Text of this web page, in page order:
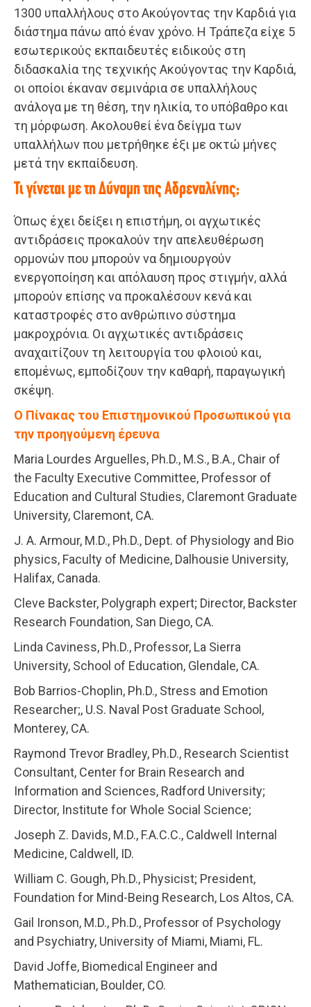
1300 υπαλλήλους στο Ακούγοντας την Καρδιά για
διάστημα πάνω από έναν χρόνο. Η Τράπεζα είχε 5
εσωτερικούς εκπαιδευτές ειδικούς στη
διδασκαλία της τεχνικής Ακούγοντας την Καρδιά,
οι οποίοι έκαναν σεμινάρια σε υπαλλήλους
ανάλογα με τη θέση, την ηλικία, το υπόβαθρο και
τη μόρφωση. Ακολουθεί ένα δείγμα των
υπαλλήλων που μετρήθηκε έξι με οκτώ μήνες
μετά την εκπαίδευση.
Τι γίνεται με τη Δύναμη της Αδρεναλίνης;
Όπως έχει δείξει η επιστήμη, οι αγχωτικές
αντιδράσεις προκαλούν την απελευθέρωση
ορμονών που μπορούν να δημιουργούν
ενεργοποίηση και απόλαυση προς στιγμήν, αλλά
μπορούν επίσης να προκαλέσουν κενά και
καταστροφές στο ανθρώπινο σύστημα
μακροχρόνια. Οι αγχωτικές αντιδράσεις
αναχαιτίζουν τη λειτουργία του φλοιού και,
επομένως, εμποδίζουν την καθαρή, παραγωγική
σκέψη.
Ο Πίνακας του Επιστημονικού Προσωπικού για
την προηγούμενη έρευνα
Maria Lourdes Arguelles, Ph.D., M.S., B.A., Chair of
the Faculty Executive Committee, Professor of
Education and Cultural Studies, Claremont Graduate
University, Claremont, CA.
J. A. Armour, M.D., Ph.D., Dept. of Physiology and Bio
physics, Faculty of Medicine, Dalhousie University,
Halifax, Canada.
Cleve Backster, Polygraph expert; Director, Backster
Research Foundation, San Diego, CA.
Linda Caviness, Ph.D., Professor, La Sierra
University, School of Education, Glendale, CA.
Bob Barrios-Choplin, Ph.D., Stress and Emotion
Researcher;, U.S. Naval Post Graduate School,
Monterey, CA.
Raymond Trevor Bradley, Ph.D., Research Scientist
Consultant, Center for Brain Research and
Information and Sciences, Radford University;
Director, Institute for Whole Social Science;
Joseph Z. Davids, M.D., F.A.C.C., Caldwell Internal
Medicine, Caldwell, ID.
William C. Gough, Ph.D., Physicist; President,
Foundation for Mind-Being Research, Los Altos, CA.
Gail Ironson, M.D., Ph.D., Professor of Psychology
and Psychiatry, University of Miami, Miami, FL.
David Joffe, Biomedical Engineer and
Mathematician, Boulder, CO.